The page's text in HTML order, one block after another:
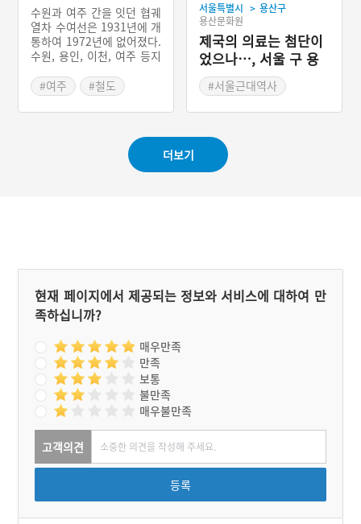
수원과 여주 간을 잇던 협궤
열차 수여선은 1931년에 개
통하여 1972년에 없어졌다.
수원, 용인, 이천, 여주 등지
지역 주민들이 이용했다. 현
재 수여선이 있던 자리는 거
의 찾아보기 힘들지만, 용인
이 지나던 길은 경기도가 경
기옛길 영담길이라는 길을
만들어 ‘수여선 옛길’이라고
풍경을 보여주는 그림판과
수여선·수인선에 대한 짧은
설명이 적혀 있다. 협궤열차
수여선의 자취는 이렇듯 곳
#여주
#철도
서울특별시 > 용산구
용산문화원
제국의 의료는 첨단이
었으나…, 서울 구 용
산철도병원 본관
#서울근대역사
더보기
현재 페이지에서 제공되는 정보와 서비스에 대하여 만
족하십니까?
매우만족
만족
보통
불만족
매우불만족
고객의견
등록